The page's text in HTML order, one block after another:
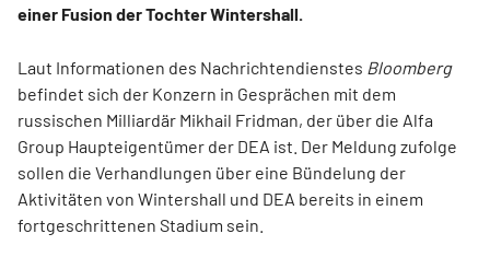
einer Fusion der Tochter Wintershall.
Laut Informationen des Nachrichtendienstes Bloomberg
befindet sich der Konzern in Gesprächen mit dem
russischen Milliardär Mikhail Fridman, der über die Alfa
Group Haupteigentümer der DEA ist. Der Meldung zufolge
sollen die Verhandlungen über eine Bündelung der
Aktivitäten von Wintershall und DEA bereits in einem
fortgeschrittenen Stadium sein.